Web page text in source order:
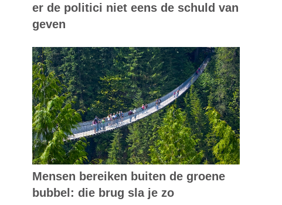
er de politici niet eens de schuld van
geven
Mensen bereiken buiten de groene
bubbel: die brug sla je zo